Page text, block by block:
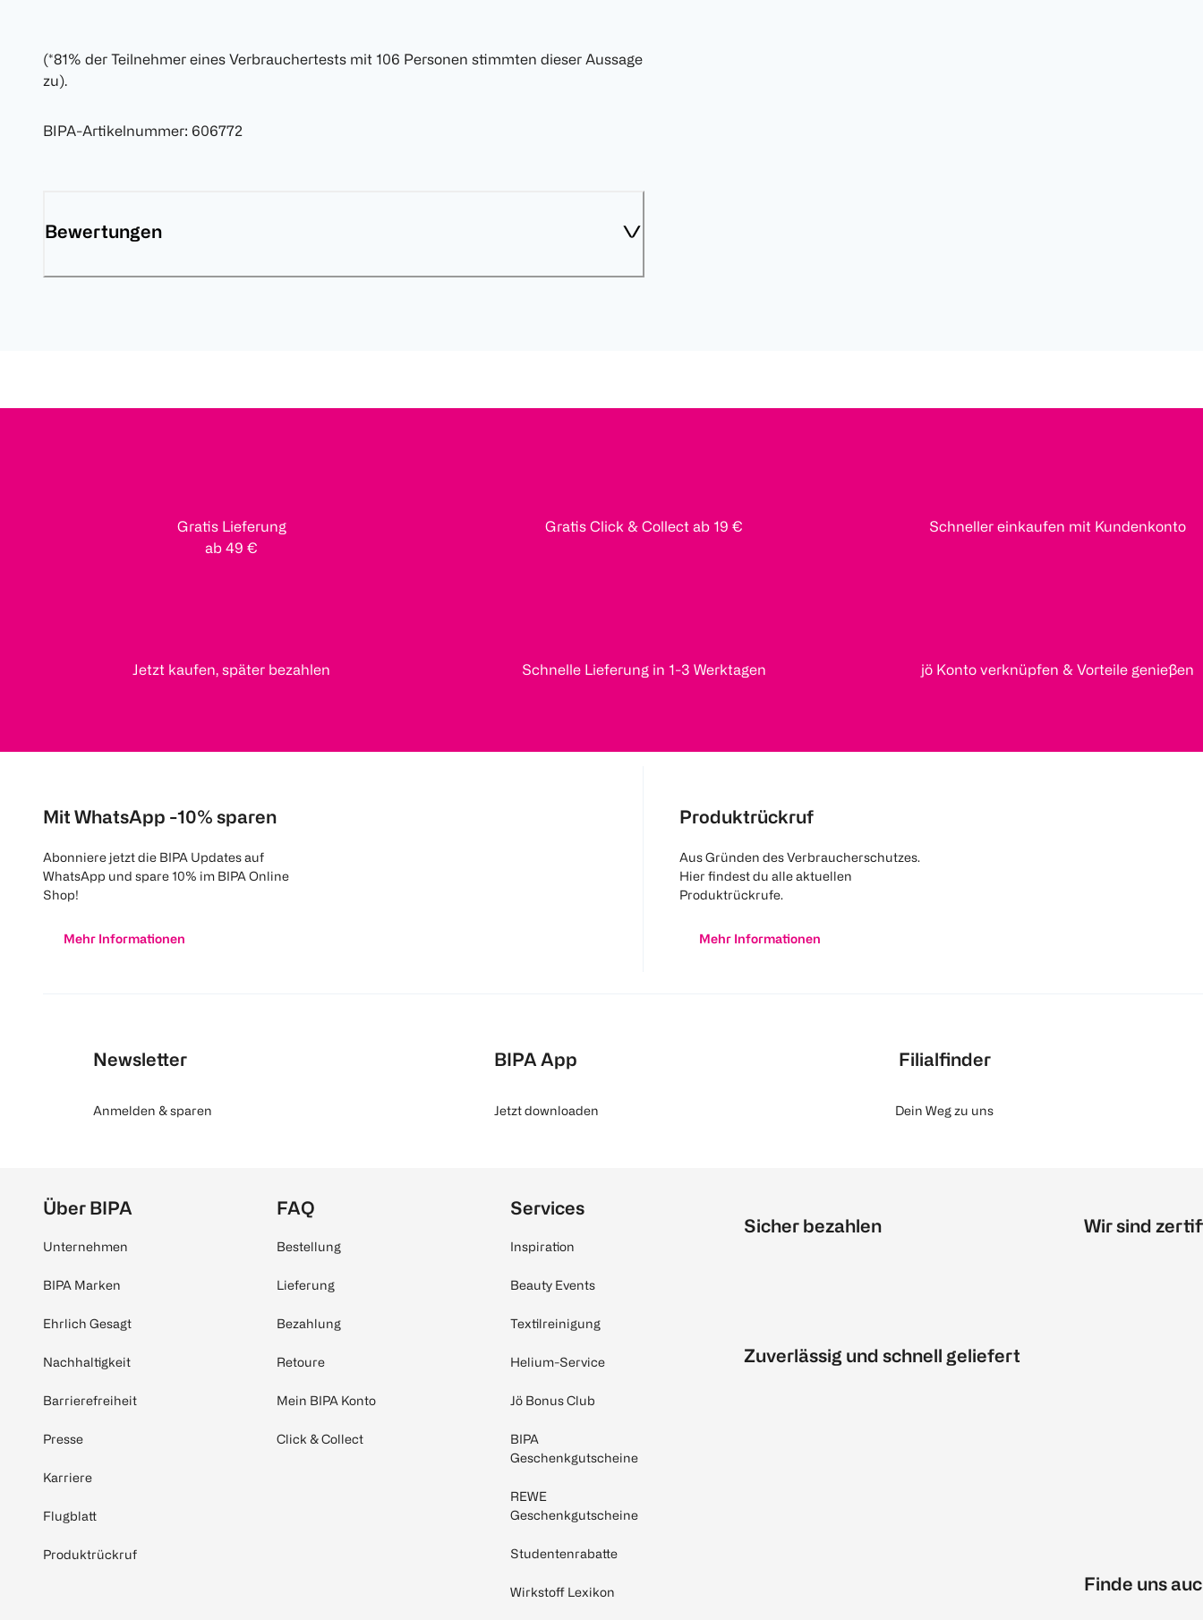
(*81% der Teilnehmer eines Verbrauchertests mit 106 Personen stimmten dieser Aussage
zu).
BIPA-Artikelnummer: 606772
Bewertungen
Gratis Lieferung
ab 49 €
Gratis Click & Collect ab 19 € Schneller einkaufen mit Kundenkonto
Jetzt kaufen, später bezahlen Schnelle Lieferung in 1-3 Werktagen jö Konto verknüpfen & Vorteile genießen
Mit WhatsApp -10% sparen
Abonniere jetzt die BIPA Updates auf
WhatsApp und spare 10% im BIPA Online
Shop!
Mehr Informationen
Produktrückruf
Aus Gründen des Verbraucherschutzes.
Hier findest du alle aktuellen
Produktrückrufe.
Mehr Informationen
Newsletter
Anmelden & sparen
BIPA App
Jetzt downloaden
Filialfinder
Dein Weg zu uns
Über BIPA
Unternehmen
BIPA Marken
Ehrlich Gesagt
Nachhaltigkeit
Barrierefreiheit
Presse
Karriere
Flugblatt
Produktrückruf
FAQ
Bestellung
Lieferung
Bezahlung
Retoure
Mein BIPA Konto
Click & Collect
Services
Inspiration
Beauty Events
Textilreinigung
Helium-Service
Jö Bonus Club
BIPA
Geschenkgutscheine
REWE
Geschenkgutscheine
Studentenrabatte
Wirkstoff Lexikon
Sicher bezahlen
Zuverlässig und schnell geliefert
Wir sind
Finde uns